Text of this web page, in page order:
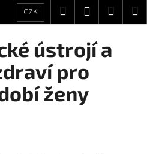
CZK HledatPřihlášení
ústrojí a
pro
ženy